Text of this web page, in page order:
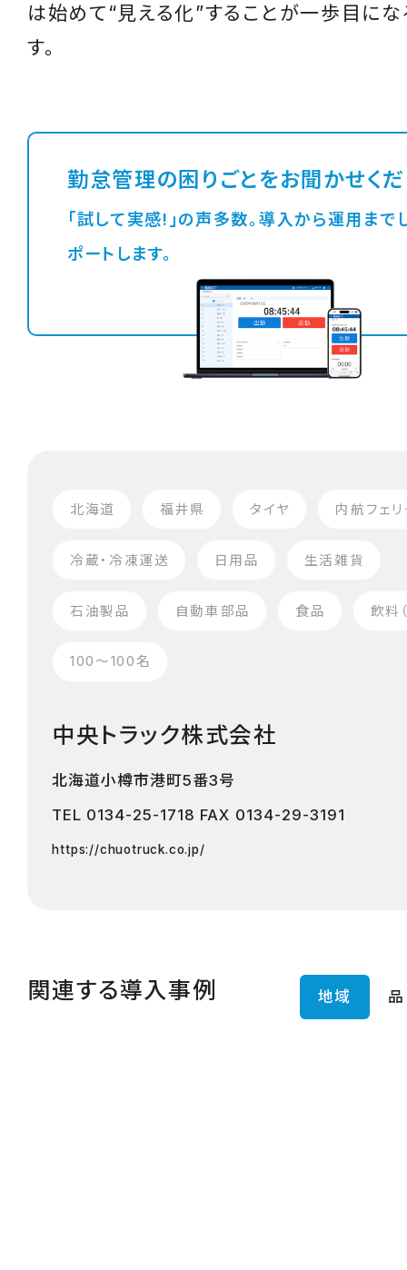
は始めて“見える化”することが一歩目に
す。
勤怠管理の困りごとをお聞かせくだ
「試して実感!」の声多数。導入から運用までしっかりサ
ポートします。
北海道 福井県 タイヤ 内航フェ
冷蔵・冷凍運送 日用品 生活雑貨
石油製品 自動車部品 食品 飲料
100〜100名
中央トラック株式会社
北海道小樽市港町5番3号
TEL 0134-25-1718 FAX 0134-29-3191
https://chuotruck.co.jp/
関連する導入事例 地域